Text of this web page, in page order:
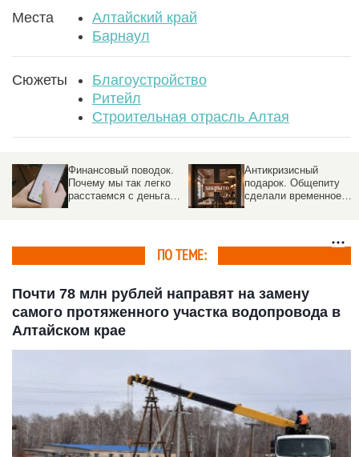
Места
Алтайский край
Барнаул
Сюжеты
Благоустройство
Ритейл
Строительная отрасль Алтая
Антикризисный
подарок. Общепиту
сделали временное
Прайс под контролем.
Что изменит единый
ценник на
ПО ТЕМЕ:
Почти 78 млн рублей направят на замену
самого протяженного участка водопровода в
Алтайском крае